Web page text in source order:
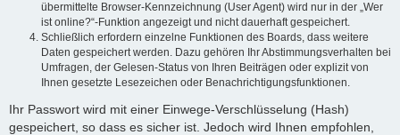
übermittelte Browser-Kennzeichnung (User Agent) wird nur in der „Wer
ist online?“-Funktion angezeigt und nicht dauerhaft gespeichert.
Schließlich erfordern einzelne Funktionen des Boards, dass weitere
Daten gespeichert werden. Dazu gehören Ihr Abstimmungsverhalten bei
Umfragen, der Gelesen-Status von Ihren Beiträgen oder explizit von
Ihnen gesetzte Lesezeichen oder Benachrichtigungsfunktionen.
Ihr Passwort wird mit einer Einwege-Verschlüsselung (Hash)
gespeichert, so dass es sicher ist. Jedoch wird Ihnen empfohlen,